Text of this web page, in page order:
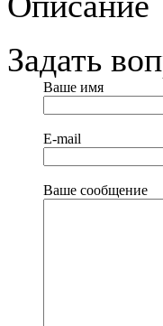
Задать
Ваше имя
E-mail
Ваше сообщение